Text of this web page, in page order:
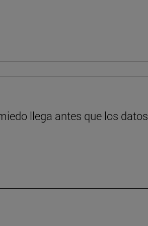
llega antes que los datos